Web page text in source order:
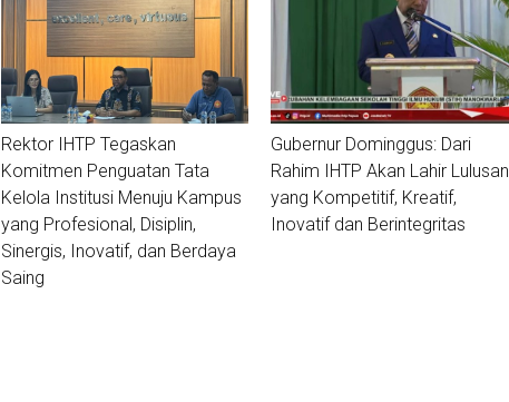
Rektor IHTP Tegaskan
Komitmen Penguatan Tata
Kelola Institusi Menuju Kampus
yang Profesional, Disiplin,
Sinergis, Inovatif, dan Berdaya
Saing
Gubernur Dominggus: Dari
Rahim IHTP Akan Lahir Lulusan
yang Kompetitif, Kreatif,
Inovatif dan Berintegritas